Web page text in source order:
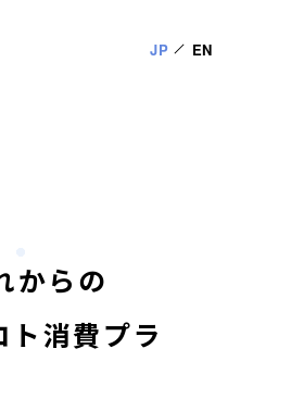
JP EN
からの
消費プラ